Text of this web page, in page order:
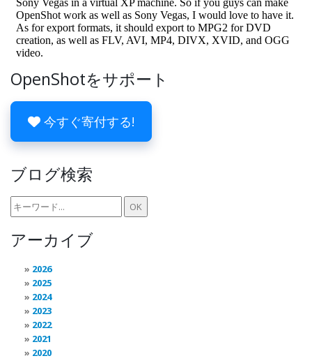
OpenShotをサポート
今すぐ寄付する!
ブログ検索
アーカイブ
2026
2025
2024
2023
2022
2021
2020